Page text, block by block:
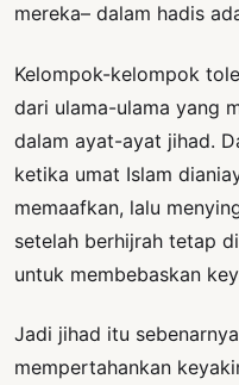
mereka– dalam hadis
Kelompok-kelompok
dari ulama-ulama yang
dalam ayat-ayat jihad.
ketika umat Islam
memaafkan, lalu
setelah berhijrah tetap
untuk membebaskan
Jadi jihad itu
mempertahankan